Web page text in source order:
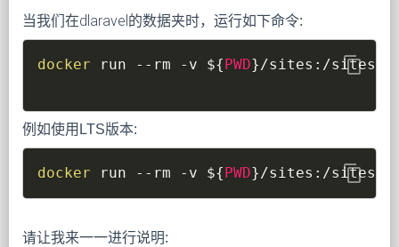
当我们在dlaravel的数据夹时，运行如下命令:
content_copy
docker run --rm -v ${PWD} /sites:/sites
例如使用LTS版本:
content_copy
docker run --rm -v ${PWD} /sites:/sites
请让我来一一进行说明: